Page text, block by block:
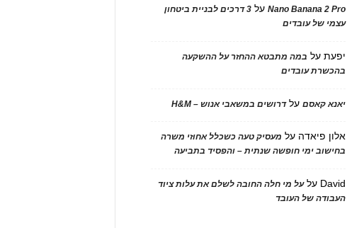
Nano Banana 2 Proעל 3 דרכים לבניית ביטחון
עצמי של עובדים
יפעתעל במה מתבטא ההחזר על ההשקעה
בהכשרת עובדים
יאנא קאסםעלדרושים במשאבי אנוש – H&M
אלון פיאדה על מעסיק טעה כשכלל אחוזי משרה
בחישוב ימי חופשה שנתית – והפסיד בתביעה
David עלעל מי חלה החובה לשלם את עלות ציוד
העבודה של העובד